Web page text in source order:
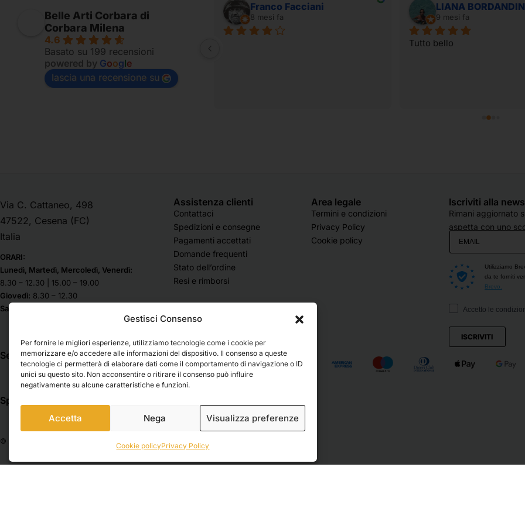
Gestisci Consenso
Per fornire le migliori esperienze, utilizziamo tecnologie come i cookie per
memorizzare e/o accedere alle informazioni del dispositivo. Il consenso a queste
tecnologie ci permetterà di elaborare dati come il comportamento di navigazione o ID
unici su questo sito. Non acconsentire o ritirare il consenso può influire
negativamente su alcune caratteristiche e funzioni.
Accetta Nega Visualizza preferenze
Cookie policyPrivacy Policy
Belle Arti Corbara di
Corbara Milena
4.6
Basato su 199 recensioni
powered by Google
lascia una recensione su
7 mesi fa
Fornito per appassionati
Franco Facciani
8 mesi fa
LIANA
9 mesi fa
Tutto bello
Via C. Cattaneo, 498
47522, Cesena (FC)
Italia
ORARI:
Lunedì, Martedì, Mercoledì, Venerdì:
8.30 – 12.30 | 15.00 – 19.00
Giovedì: 8.30 – 12.30
Sabato & Domenica chiuso
Seguici su
Assistenza clienti
Contattaci
Spedizioni e consegne
Pagamenti accettati
Domande frequenti
Stato dell’ordine
Resi e rimborsi
Area legale
Termini e condizioni
Privacy Policy
Cookie policy
Iscriviti alla
Rimani aggiornato
aspetta con uno
Utilizziamo
da te forniti
Brevo.
Accetto le
ISCRIVITI
Spedizioni
© 2026 Belle Arti Corbara, IT03736520408 – REA: FO – 314246. All rights reserved.